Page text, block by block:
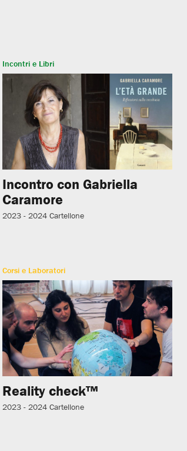
Incontri e Libri
Incontro con Gabriella
Caramore
2023 - 2024 Cartellone
Corsi e Laboratori
Reality check™
2023 - 2024 Cartellone